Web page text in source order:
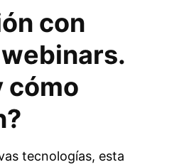
con
cómo
tecnologías, esta